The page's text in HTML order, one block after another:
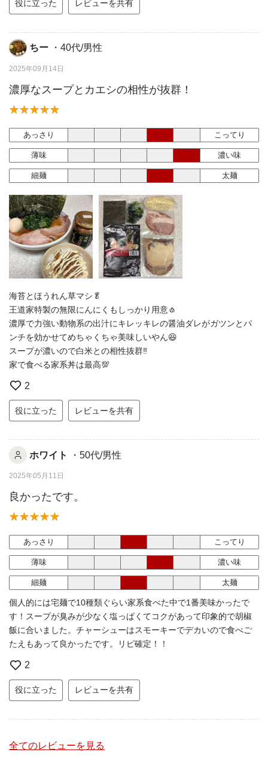
役に立った レビューを共有
ちー ・40代/男性
2025年09月14日
濃厚なスープとカエシの相性が抜群！
あっさり こってり
薄味 濃い味
細麺 太麺
海苔とほうれん草マシ🥬
王道家特製の無限にんにくもしっかり用意🧄
濃厚で力強い動物系の出汁にキレッキレの醤油ダレがガツンとパ
ンチを効かせてめちゃくちゃ美味しいやん😆
スープが濃いので白米との相性抜群‼️
家で食べる家系丼は最高💯
2
役に立った レビューを共有
ホワイト ・50代/男性
2025年05月11日
良かったです。
あっさり こってり
薄味 濃い味
細麺 太麺
個人的には宅麺で10種類ぐらい家系食べた中で1番美味かったで
す！スープが臭みが少なく塩っぱくてコクがあって印象的で胡椒
飯に合いました。チャーシューはスモーキーでデカいので食べご
たえもあって良かったです。リピ確定！！
2
役に立った レビューを共有
全てのレビューを見る